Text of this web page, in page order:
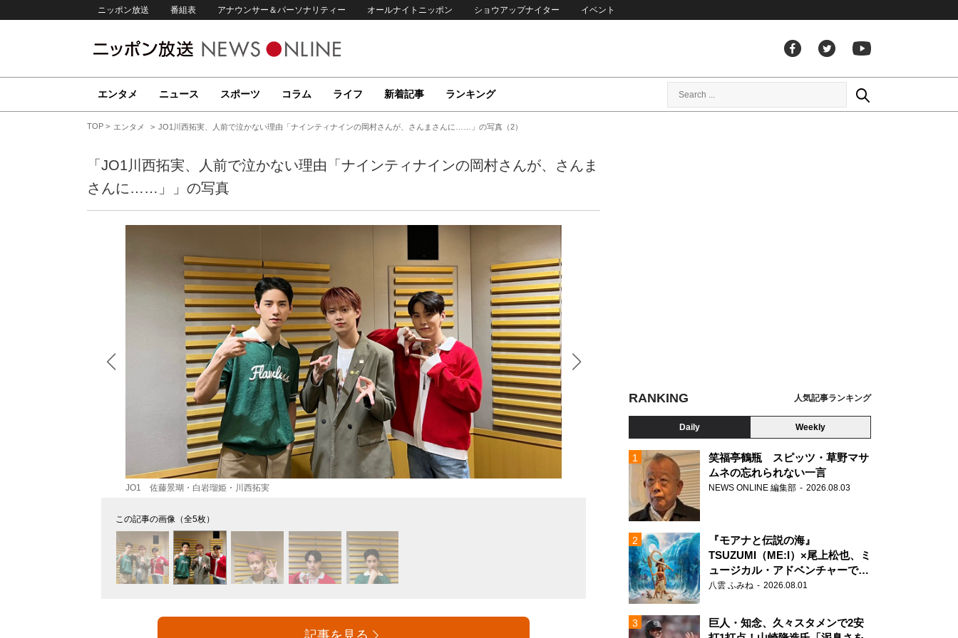
ニッポン放送 番組表 アナウンサー＆パーソナリティー オールナイトニッポン ショウアップナイター イベント
エンタメ ニュース スポーツ コラム ライフ 新着記事 ランキング
TOP エンタメ JO1川西拓実、人前で泣かない理由「ナインティナインの岡村さんが、さんまさんに……」の写真（2）
「JO1川西拓実、人前で泣かない理由「ナインティナインの岡村さんが、さんま
さんに……」」の写真
JO1 佐藤景瑚・白岩瑠姫・川西拓実
この記事の画像（全5枚）
RANKING 人気記事ランキング
Daily Weekly
笑福亭鶴瓶 スピッツ・草野マサ
ムネの忘れられない一言
NEWS ONLINE 編集部 2026.08.03
『モアナと伝説の海』
TSUZUMI（ME:I）×尾上松也、ミ
ュージカル・アドベンチャーで美
声を響かせる
八雲 ふみね 2026.08.01
巨人・知念、久々スタメンで2安